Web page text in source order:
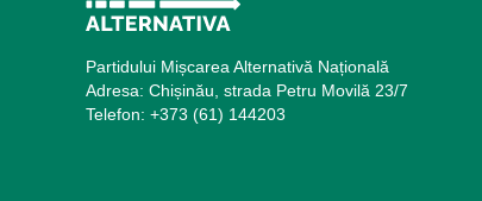
Partidului Mișcarea Alternativă Națională
Adresa: Chișinău, strada Petru Movilă 23/7
Telefon: +373 (61) 144203